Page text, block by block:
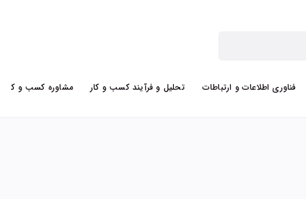
فناوری اطلاعات و ارتباطات تحلیل و فرآیند کسب و کار مشاوره کسب و کار